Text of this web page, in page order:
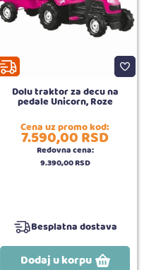
Dolu traktor za decu na
pedale Unicorn, Roze
Cena uz promo kod:
7.590,00RSD
Redovna cena:
9.390,00RSD
Besplatna dostava
Dodaj u korpu